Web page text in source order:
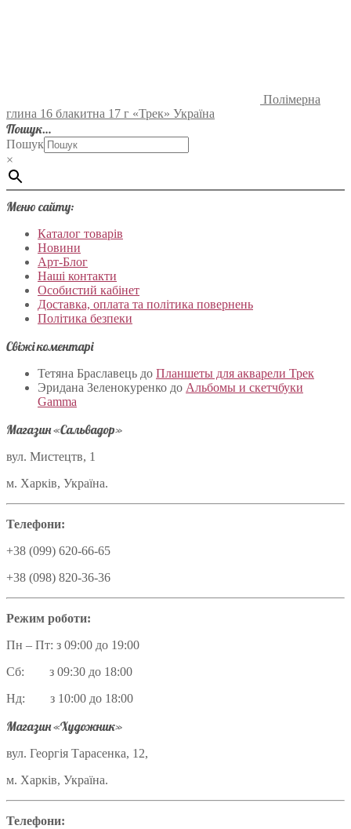
Полімерна
глина 16 блакитна 17 г «Трек» Україна
Пошук…
Пошук
×
Меню сайту:
Каталог товарів
Новини
Арт-Блог
Наші контакти
Особистий кабінет
Доставка, оплата та політика повернень
Політика безпеки
Свіжі коментарі
Тетяна Браславець до Планшеты для акварели Трек
Эридана Зеленокуренко до Альбомы и скетчбуки
Gamma
Магазин «Сальвадор»
вул. Мистецтв, 1
м. Харків, Україна.
Телефони:
+38 (099) 620-66-65
+38 (098) 820-36-36
Режим роботи:
Пн – Пт: з 09:00 до 19:00
Сб: з 09:30 до 18:00
Нд: з 10:00 до 18:00
Магазин «Художник»
вул. Георгія Тарасенка, 12,
м. Харків, Україна.
Телефони: